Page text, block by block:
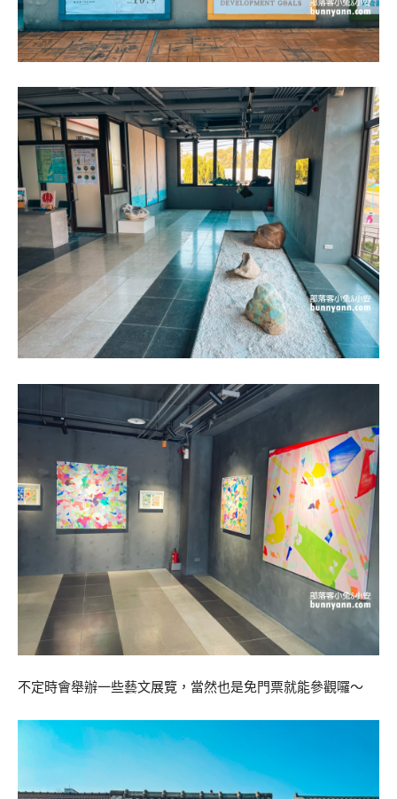
不定時會舉辦一些藝文展覽，當然也是免門票就能參觀囉～